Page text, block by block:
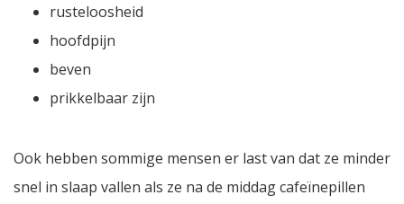
rusteloosheid
hoofdpijn
beven
prikkelbaar zijn
Ook hebben sommige mensen er last van dat ze minder
snel in slaap vallen als ze na de middag cafeïnepillen